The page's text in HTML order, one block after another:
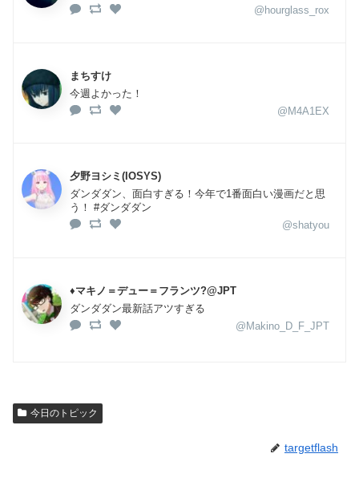
@hourglass_rox
まちすけ
今週よかった！
@M4A1EX
夕野ヨシミ(IOSYS)
ダンダダン、面白すぎる！今年で1番面白い漫画だと思
う！ #ダンダダン
@shatyou
♦️マキノ＝デュー＝フランツ?@JPT
ダンダダン最新話アツすぎる
@Makino_D_F_JPT
今日のトピック
targetflash